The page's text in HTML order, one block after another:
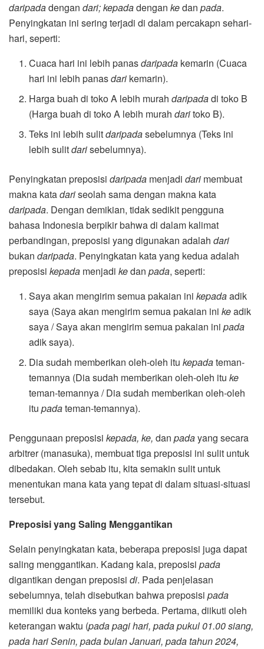
daripadadengan dari; kepadadengan kedan pada.
Penyingkatan ini sering terjadi di dalam percakapn sehari-
hari, seperti:
Cuaca hari ini lebih panasdaripada kemarin (Cuaca
hari ini lebih panasdari kemarin).
Harga buah di toko A lebih murahdaripadadi toko B
(Harga buah di toko A lebih murahdaritoko B).
Teks ini lebih sulitdaripadasebelumnya (Teks ini
lebih sulitdarisebelumnya).
Penyingkatan preposisi daripada menjadi dari membuat
makna katadariseolah sama dengan makna kata
daripada. Dengan demikian, tidak sedikit pengguna
bahasa Indonesia berpikir bahwa di dalam kalimat
perbandingan, preposisi yang digunakan adalah dari
bukan daripada. Penyingkatan kata yang kedua adalah
preposisi kepada menjadi kedan pada, seperti:
Saya akan mengirim semua pakaian inikepadaadik
saya (Saya akan mengirim semua pakaian inikeadik
saya / Saya akan mengirim semua pakaian inipada
adik saya).
Dia sudah memberikan oleh-oleh itukepadateman-
temannya (Dia sudah memberikan oleh-oleh ituke
teman-temannya / Dia sudah memberikan oleh-oleh
itupadateman-temannya).
Penggunaan preposisi kepada, ke, dan padayang secara
arbitrer (manasuka), membuat tiga preposisi ini sulit untuk
dibedakan. Oleh sebab itu, kita semakin sulit untuk
menentukan mana kata yang tepat di dalam situasi-situasi
tersebut.
Preposisi yang Saling Menggantikan
Selain penyingkatan kata, beberapa preposisi juga dapat
saling menggantikan. Kadang kala, preposisi pada
digantikan dengan preposisi di. Pada penjelasan
sebelumnya, telah disebutkan bahwa preposisi pada
memiliki dua konteks yang berbeda. Pertama, diikuti oleh
keterangan waktu (pada pagi hari, pada pukul 01.00 siang,
pada hari Senin, pada bulan Januari, pada tahun 2024,